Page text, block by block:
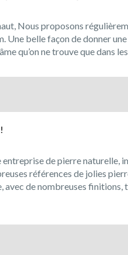
Nous proposons
belle façon de donner
qu’on ne trouve que dans
de pierre naturelle,
références de jolies
de nombreuses finitions,